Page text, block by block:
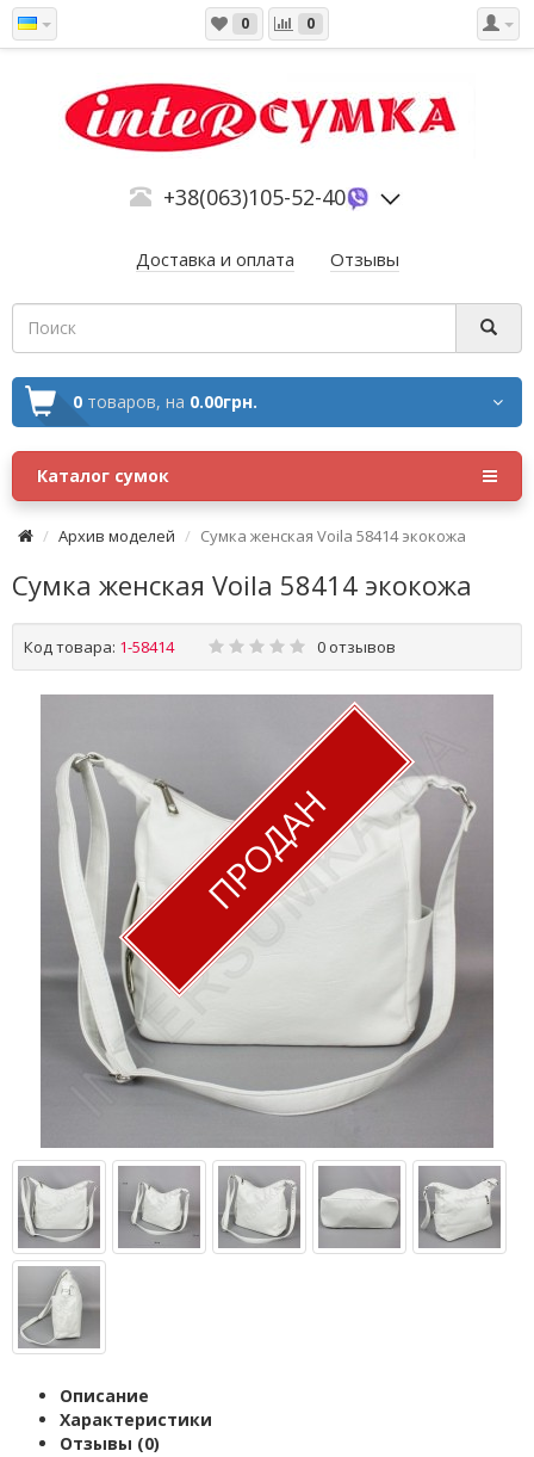
0 0
+38(063)105-52-40
Доставка и оплата Отзывы
0 товаров, на 0.00грн.
Каталог сумок
Архив моделей Сумка женская Voila 58414 экокожа
Сумка женская Voila 58414 экокожа
Код товара: 1-58414 0 отзывов
ПРОДАН
Описание
Характеристики
Отзывы (0)